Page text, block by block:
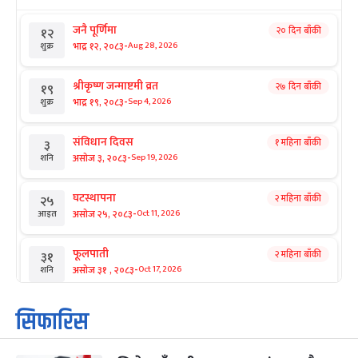
१२
शुक्र
जनै पूर्णिमा
भाद्र १२, २०८३-Aug 28, 2026
२० दिन बाँकी
१९
शुक्र
श्रीकृष्ण जन्माष्टमी व्रत
भाद्र १९, २०८३-Sep 4, 2026
२७ दिन बाँकी
३
शनि
संविधान दिवस
असोज ३, २०८३-Sep 19, 2026
१ महिना बाँकी
२५
आइत
घटस्थापना
असोज २५, २०८३-Oct 11, 2026
२ महिना बाँकी
३१
शनि
फूलपाती
असोज ३१ , २०८३-Oct 17, 2026
२ महिना बाँकी
१
आइत
कार्तिक सङ्क्रान्ति
कार्तिक १, २०८३
सिफारिस